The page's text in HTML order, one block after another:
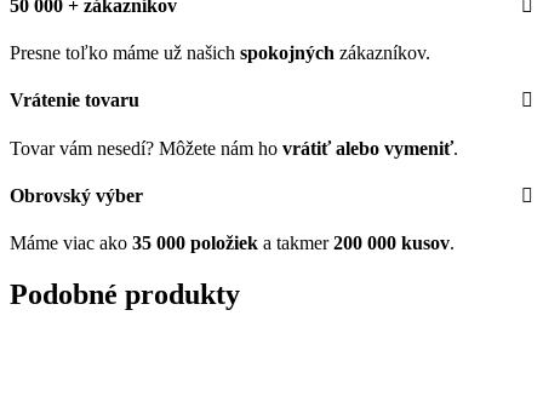
50 000 + zákazníkov
Presne toľko máme už našich spokojných zákazníkov.
Vrátenie tovaru
Tovar vám nesedí? Môžete nám ho vrátiť alebo vymeniť.
Obrovský výber
Máme viac ako 35 000 položiek a takmer200 000 kusov.
Podobné produkty